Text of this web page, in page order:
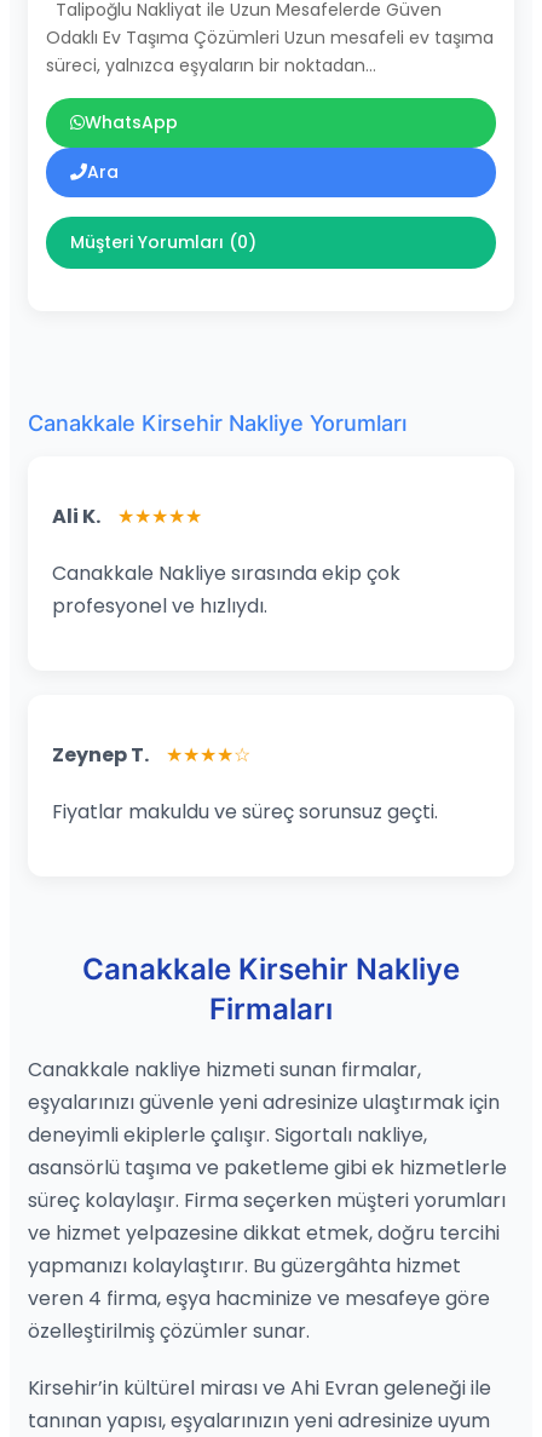
Talipoğlu Nakliyat ile Uzun Mesafelerde Güven
Odaklı Ev Taşıma Çözümleri Uzun mesafeli ev taşıma
süreci, yalnızca eşyaların bir noktadan…
WhatsApp
Ara
Müşteri Yorumları (0)
Canakkale Kirsehir Nakliye Yorumları
Ali K. ★★★★★
Canakkale Nakliye sırasında ekip çok
profesyonel ve hızlıydı.
Zeynep T. ★★★★☆
Fiyatlar makuldu ve süreç sorunsuz geçti.
Canakkale Kirsehir Nakliye
Firmaları
Canakkale nakliye hizmeti sunan firmalar,
eşyalarınızı güvenle yeni adresinize ulaştırmak için
deneyimli ekiplerle çalışır. Sigortalı nakliye,
asansörlü taşıma ve paketleme gibi ek hizmetlerle
süreç kolaylaşır. Firma seçerken müşteri yorumları
ve hizmet yelpazesine dikkat etmek, doğru tercihi
yapmanızı kolaylaştırır. Bu güzergâhta hizmet
veren 4 firma, eşya hacminize ve mesafeye göre
özelleştirilmiş çözümler sunar.
Kirsehir’in kültürel mirası ve Ahi Evran geleneği ile
tanınan yapısı, eşyalarınızın yeni adresinize uyum